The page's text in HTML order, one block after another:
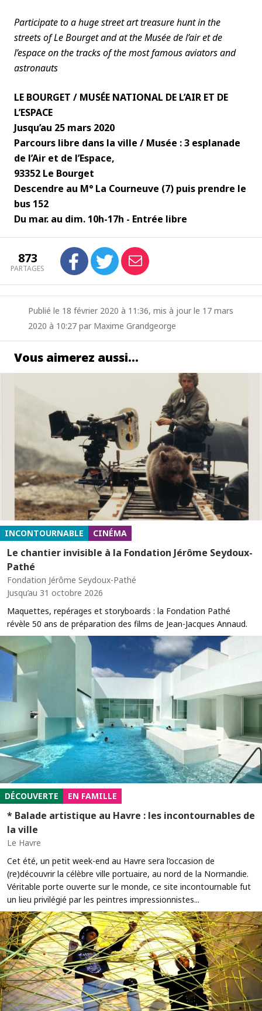
Participate to a huge street art treasure hunt in the
streets of Le Bourget and at the Musée de l’air et de
l’espace on the tracks of the most famous aviators and
astronauts
LE BOURGET / MUSÉE NATIONAL DE L’AIR ET DE
L’ESPACE
Jusqu’au 25 mars 2020
Parcours libre dans la ville / Musée : 3 esplanade
de l’Air et de l’Espace,
93352 Le Bourget
Descendre au M° La Courneuve (7) puis prendre le
bus 152
Du mar. au dim. 10h-17h - Entrée libre
873
PARTAGES
Publié le 18 février 2020 à 11:36, mis à jour le 17 mars
2020 à 10:27 par Maxime Grandgeorge
Vous aimerez aussi…
INCONTOURNABLE CINÉMA
Le chantier invisible à la Fondation Jérôme Seydoux-
Pathé
Fondation Jérôme Seydoux-Pathé
Jusqu’au 31 octobre 2026
Maquettes, repérages et storyboards : la Fondation Pathé
révèle 50 ans de préparation des films de Jean-Jacques Annaud.
DÉCOUVERTE EN FAMILLE
* Balade artistique au Havre : les incontournables de
la ville
Le Havre
Cet été, un petit week-end au Havre sera l’occasion de
(re)découvrir la célèbre ville portuaire, au nord de la Normandie.
Véritable porte ouverte sur le monde, ce site incontournable fut
un lieu privilégié par les peintres impressionnistes...